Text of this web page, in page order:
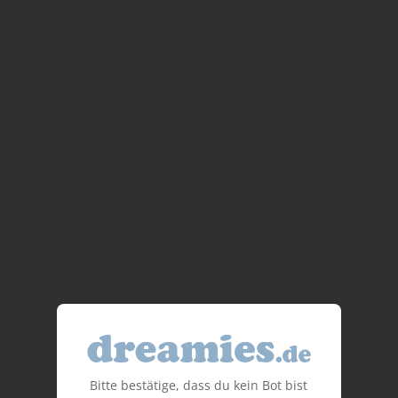
Bitte bestätige, dass du kein Bot bist